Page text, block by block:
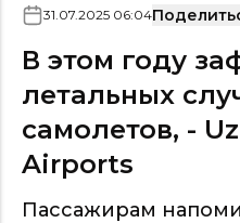
31.07.2025 06:04
В этом году
летальных
самолетов, -
Airports
Пассажирам